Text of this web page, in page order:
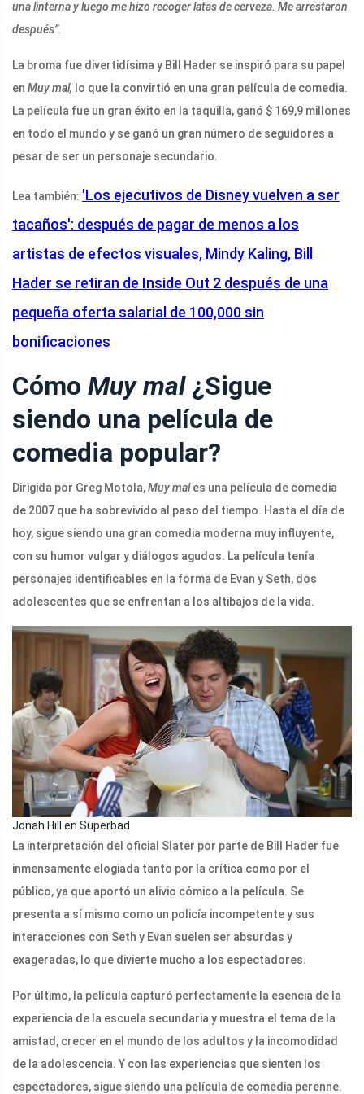
una linterna y luego me hizo recoger latas de cerveza. Me arrestaron
después”.
La broma fue divertidísima y Bill Hader se inspiró para su papel
en Muy mal, lo que la convirtió en una gran película de comedia.
La película fue un gran éxito en la taquilla, ganó $ 169,9 millones
en todo el mundo y se ganó un gran número de seguidores a
pesar de ser un personaje secundario.
Lea también: 'Los ejecutivos de Disney vuelven a ser
tacaños': después de pagar de menos a los
artistas de efectos visuales, Mindy Kaling, Bill
Hader se retiran de Inside Out 2 después de una
pequeña oferta salarial de 100,000 sin
bonificaciones
Cómo Muy mal¿Sigue
siendo una película de
comedia popular?
Dirigida por Greg Motola,Muy males una película de comedia
de 2007 que ha sobrevivido al paso del tiempo. Hasta el día de
hoy, sigue siendo una gran comedia moderna muy influyente,
con su humor vulgar y diálogos agudos. La película tenía
personajes identificables en la forma de Evan y Seth, dos
adolescentes que se enfrentan a los altibajos de la vida.
Jonah Hill en Superbad
La interpretación del oficial Slater por parte de Bill Hader fue
inmensamente elogiada tanto por la crítica como por el
público, ya que aportó un alivio cómico a la película. Se
presenta a sí mismo como un policía incompetente y sus
interacciones con Seth y Evan suelen ser absurdas y
exageradas, lo que divierte mucho a los espectadores.
Por último, la película capturó perfectamente la esencia de la
experiencia de la escuela secundaria y muestra el tema de la
amistad, crecer en el mundo de los adultos y la incomodidad
de la adolescencia. Y con las experiencias que sienten los
espectadores, sigue siendo una película de comedia perenne.